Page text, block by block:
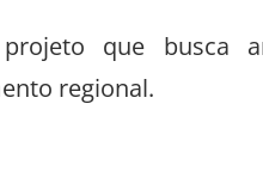
que busca
regional.